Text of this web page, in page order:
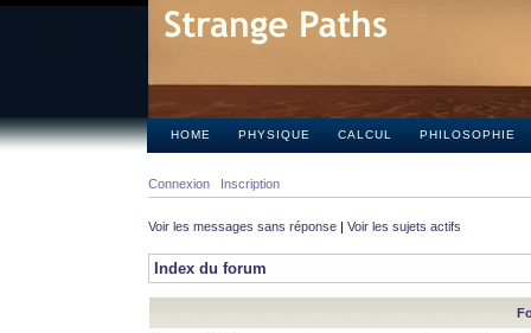
HOME PHYSIQUE CALCUL PHILOSOPHIE
Connexion Inscription
Voir les messages sans réponse | Voir les sujets actifs
Index du forum